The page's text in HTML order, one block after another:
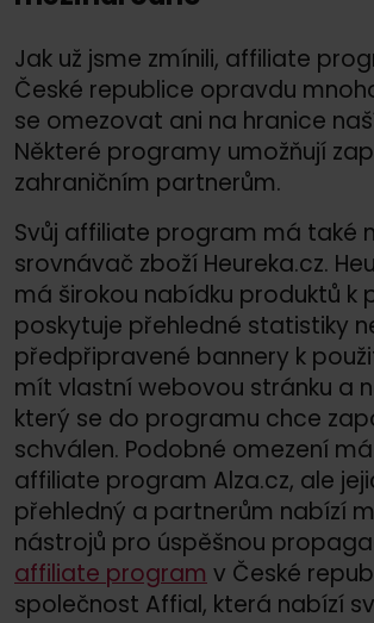
Jak už jsme zmínili, affiliate
České republice opravdu
se omezovat ani na hranice
Některé programy umožňují
zahraničním partnerům.
Svůj affiliate program má také
srovnávač zboží Heureka.cz.
má širokou nabídku produktů k
poskytuje přehledné statistiky
předpřipravené bannery k
mít vlastní webovou stránku a
který se do programu chce
schválen. Podobné omezení
affiliate program Alza.cz, ale
přehledný a partnerům nabízí
nástrojů pro úspěšnou
affiliate program v České
společnost Affial, která nabízí